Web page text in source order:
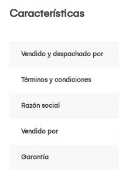
Características
Vendido y despachado por
Términos y condiciones
Razón social
Vendido por
Garantía